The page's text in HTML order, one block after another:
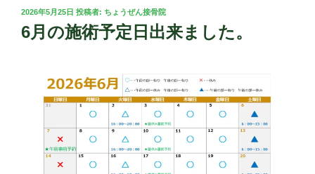
投
稿
日:
2026年5月25日 投稿者: ちょうぜん接骨院
6月の施術予定日出来ました。